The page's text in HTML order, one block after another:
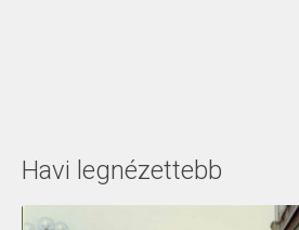
Havi legnézettebb